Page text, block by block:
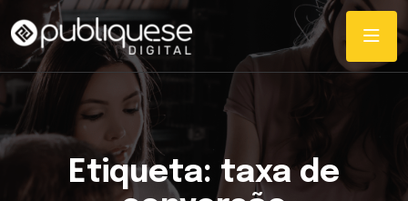
Etiqueta:taxa de